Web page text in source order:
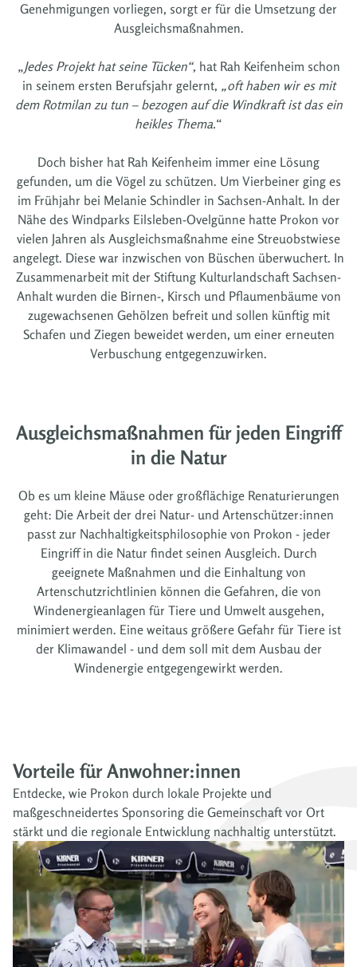
Genehmigungen vorliegen, sorgt er für die Umsetzung der
Ausgleichsmaßnahmen.
„Jedes Projekt hat seine Tücken“, hat Rah Keifenheim schon
in seinem ersten Berufsjahr gelernt, „oft haben wir es mit
dem Rotmilan zu tun – bezogen auf die Windkraft ist das ein
heikles Thema.“
Doch bisher hat Rah Keifenheim immer eine Lösung
gefunden, um die Vögel zu schützen. Um Vierbeiner ging es
im Frühjahr bei Melanie Schindler in Sachsen-Anhalt. In der
Nähe des Windparks Eilsleben-Ovelgünne hatte Prokon vor
vielen Jahren als Ausgleichsmaßnahme eine Streuobstwiese
angelegt. Diese war inzwischen von Büschen überwuchert. In
Zusammenarbeit mit der Stiftung Kulturlandschaft Sachsen-
Anhalt wurden die Birnen-, Kirsch und Pflaumenbäume von
zugewachsenen Gehölzen befreit und sollen künftig mit
Schafen und Ziegen beweidet werden, um einer erneuten
Verbuschung entgegenzuwirken.
Ausgleichsmaßnahmen für jeden Eingriff
in die Natur
Ob es um kleine Mäuse oder großflächige Renaturierungen
geht: Die Arbeit der drei Natur- und Artenschützer:innen
passt zur Nachhaltigkeitsphilosophie von Prokon - jeder
Eingriff in die Natur findet seinen Ausgleich. Durch
geeignete Maßnahmen und die Einhaltung von
Artenschutzrichtlinien können die Gefahren, die von
Windenergieanlagen für Tiere und Umwelt ausgehen,
minimiert werden. Eine weitaus größere Gefahr für Tiere ist
der Klimawandel - und dem soll mit dem Ausbau der
Windenergie entgegengewirkt werden.
Vorteile für Anwohner:innen
Entdecke, wie Prokon durch lokale Projekte und
maßgeschneidertes Sponsoring die Gemeinschaft vor Ort
stärkt und die regionale Entwicklung nachhaltig unterstützt.